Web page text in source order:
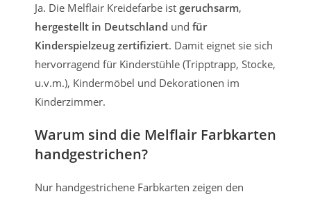
Ja. Die Melflair Kreidefarbe ist geruchsarm,
hergestellt in Deutschland und für
Kinderspielzeug zertifiziert. Damit eignet sie sich
hervorragend für Kinderstühle (Tripptrapp, Stocke,
u.v.m.), Kindermöbel und Dekorationen im
Kinderzimmer.
Warum sind die Melflair Farbkarten
handgestrichen?
Nur handgestrichene Farbkarten zeigen den